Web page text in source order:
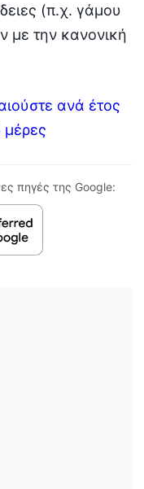
(π.χ. γάμου
με την κανονική
ανά έτος
πηγές της Google: